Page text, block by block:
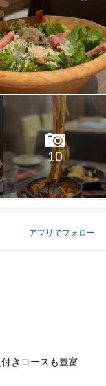
10
アプリでフォロー
きコースも豊富